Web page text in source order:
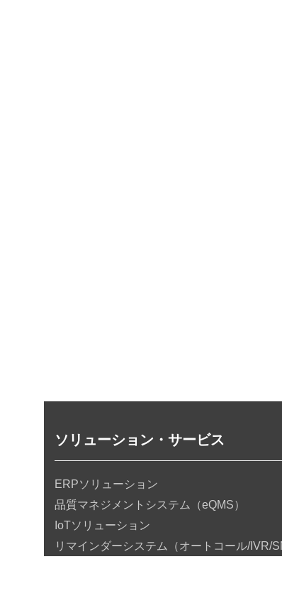
ソリューション・サービス
ERPソリューション
品質マネジメントシステム（eQMS）
IoTソリューション
リマインダーシステム（オートコール/IVR/